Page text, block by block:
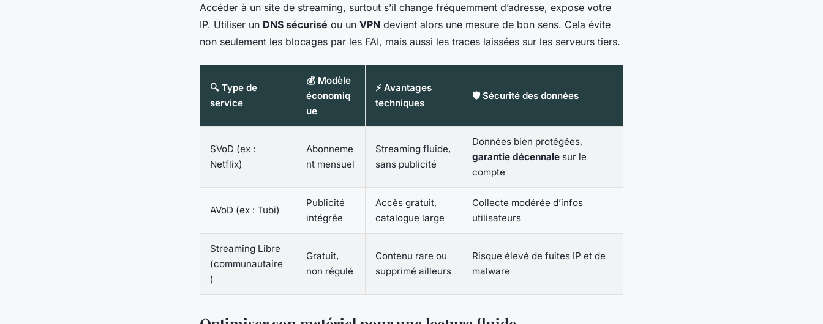
Accéder à un site de streaming, surtout s’il change fréquemment d’adresse, expose votre
IP. Utiliser un DNS sécurisé ou un VPN devient alors une mesure de bon sens. Cela évite
non seulement les blocages par les FAI, mais aussi les traces laissées sur les serveurs tiers.
🔍 Type de
service
💰 Modèle
économiq
ue
⚡ Avantages
techniques
🛡️ Sécurité des données
SVoD (ex :
Netflix)
Abonneme
nt mensuel
Streaming fluide,
sans publicité
Données bien protégées,
garantie décennale sur le
compte
AVoD (ex : Tubi)
Publicité
intégrée
Accès gratuit,
catalogue large
Collecte modérée d’infos
utilisateurs
Streaming Libre
(communautaire
)
Gratuit,
non régulé
Contenu rare ou
supprimé ailleurs
Risque élevé de fuites IP et de
malware